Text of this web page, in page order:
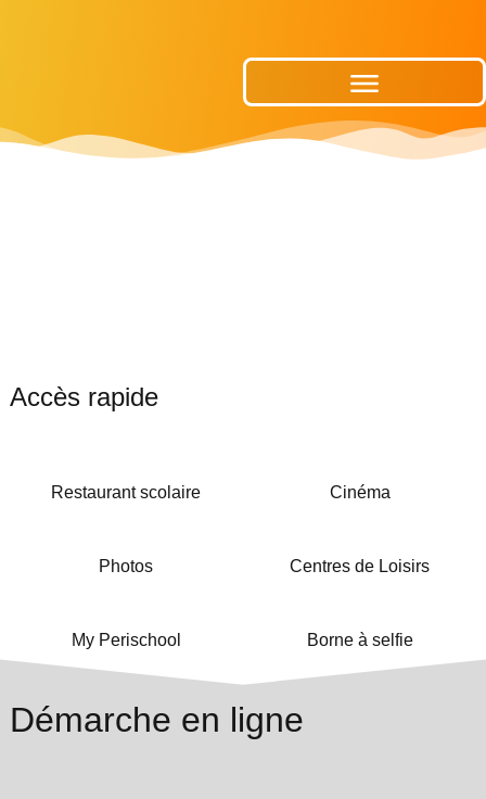
Accès rapide
Restaurant scolaire Cinéma
Photos Centres de Loisirs
My Perischool Borne à selfie
Démarche en ligne